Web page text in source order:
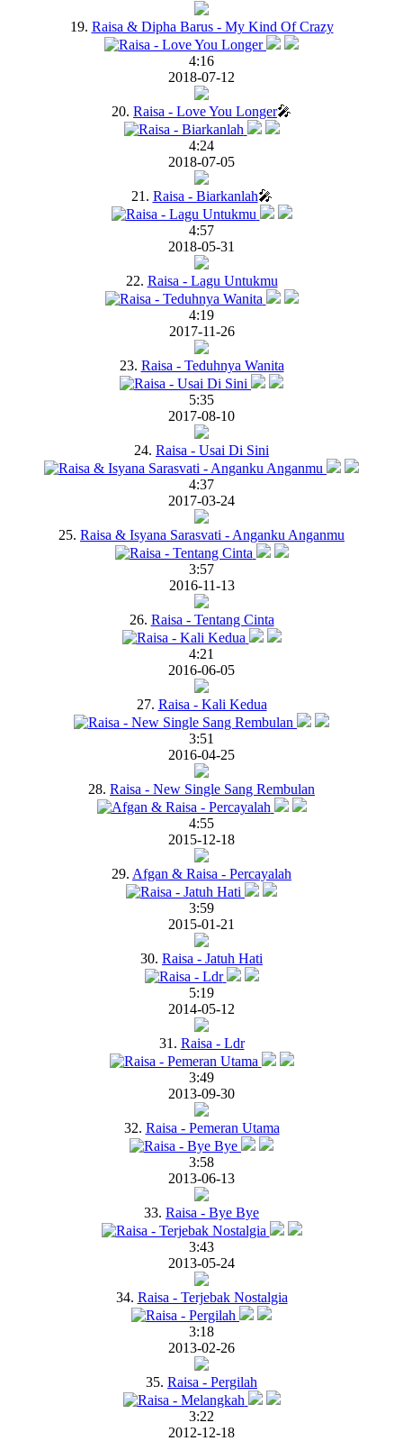
19. Raisa & Dipha Barus - My Kind Of Crazy
4:16
2018-07-12
20. Raisa - Love You Longer🎤
4:24
2018-07-05
21. Raisa - Biarkanlah🎤
4:57
2018-05-31
22. Raisa - Lagu Untukmu
4:19
2017-11-26
23. Raisa - Teduhnya Wanita
5:35
2017-08-10
24. Raisa - Usai Di Sini
4:37
2017-03-24
25. Raisa & Isyana Sarasvati - Anganku Anganmu
3:57
2016-11-13
26. Raisa - Tentang Cinta
4:21
2016-06-05
27. Raisa - Kali Kedua
3:51
2016-04-25
28. Raisa - New Single Sang Rembulan
4:55
2015-12-18
29. Afgan & Raisa - Percayalah
3:59
2015-01-21
30. Raisa - Jatuh Hati
5:19
2014-05-12
31. Raisa - Ldr
3:49
2013-09-30
32. Raisa - Pemeran Utama
3:58
2013-06-13
33. Raisa - Bye Bye
3:43
2013-05-24
34. Raisa - Terjebak Nostalgia
3:18
2013-02-26
35. Raisa - Pergilah
3:22
2012-12-18